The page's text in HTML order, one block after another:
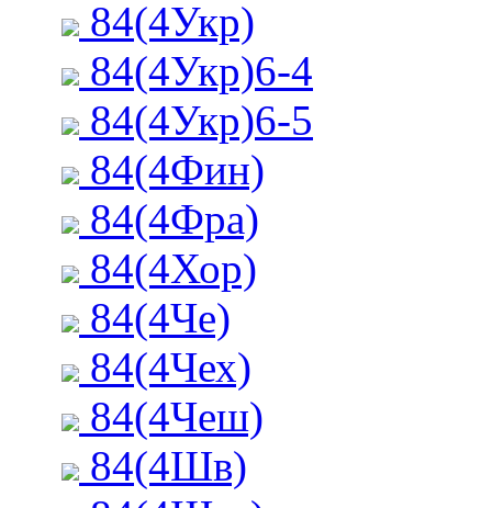
84(4Укр)
84(4Укр)6-4
84(4Укр)6-5
84(4Фин)
84(4Фра)
84(4Хор)
84(4Че)
84(4Чех)
84(4Чеш)
84(4Шв)